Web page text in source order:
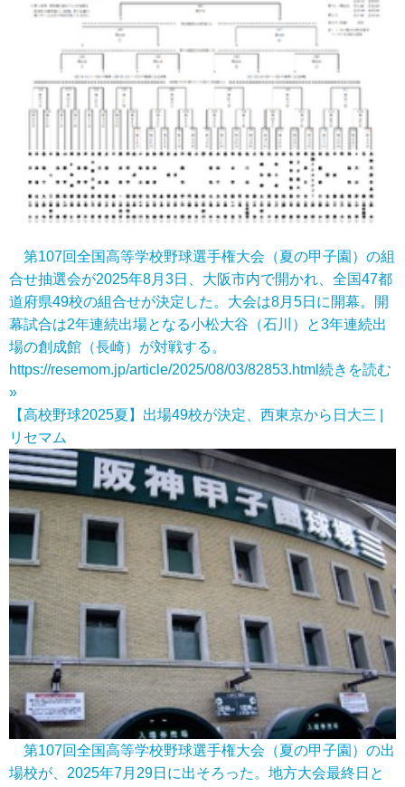
第107回全国高等学校野球選手権大会（夏の甲子園）の組
合せ抽選会が2025年8月3日、大阪市内で開かれ、全国47都
道府県49校の組合せが決定した。大会は8月5日に開幕。開
幕試合は2年連続出場となる小松大谷（石川）と3年連続出
場の創成館（長崎）が対戦する。
https://resemom.jp/article/2025/08/03/82853.html 続きを読む
»
【高校野球2025夏】出場49校が決定、西東京から日大三 |
リセマム
第107回全国高等学校野球選手権大会（夏の甲子園）の出
場校が、2025年7月29日に出そろった。地方大会最終日と